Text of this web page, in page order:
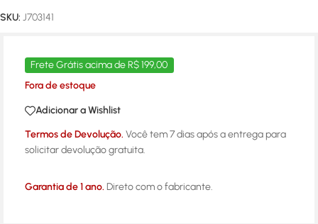
SKU: J703141
Frete Grátis acima de R$ 199,00
Fora de estoque
Adicionar a Wishlist
Termos de Devolução. Você tem 7 dias após a entrega para
solicitar devolução gratuita.
Garantia de 1 ano. Direto com o fabricante.